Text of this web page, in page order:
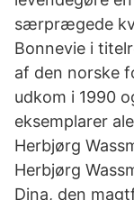
særprægede
Bonnevie i
af den norske
udkom i 1990
eksemplarer
Herbjørg
Herbjørg
Dina, den